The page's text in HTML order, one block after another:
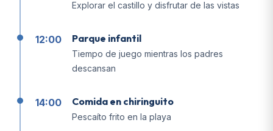
Explorar el castillo y disfrutar de las vistas
12:00 Parque infantil
Tiempo de juego mientras los padres
descansan
14:00 Comida en chiringuito
Pescaíto frito en la playa